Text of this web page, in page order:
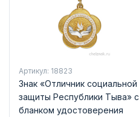
Артикул: 18823
Знак «Отличник социальной
защиты Республики Тыва» с
бланком удостоверения